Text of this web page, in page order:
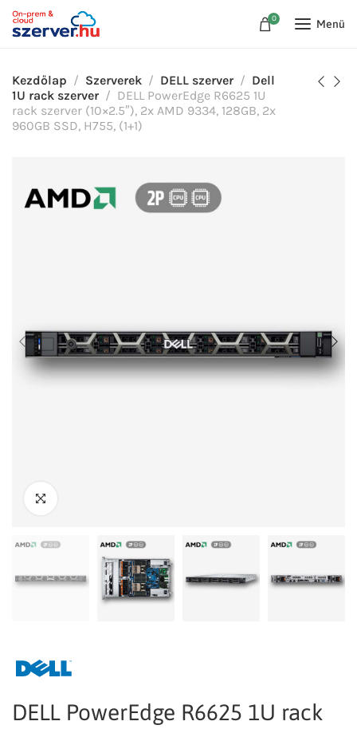
0 Menü
Kezdőlap Szerverek DELL szerver
Dell
1U rack szerver
DELL PowerEdge R6625 1U
rack szerver (10×2.5″), 2x AMD 9334, 128GB, 2x
960GB SSD, H755, (1+1)
DELL PowerEdge R6625 1U rack